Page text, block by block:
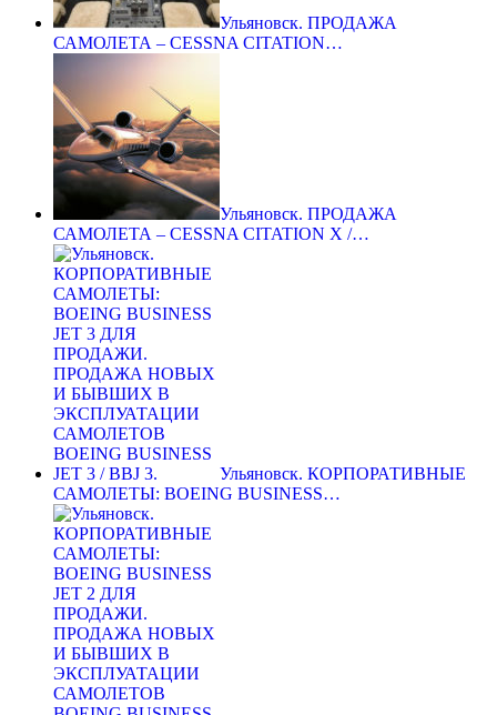
Ульяновск. ПРОДАЖА
САМОЛЕТА – CESSNA CITATION…
Ульяновск. ПРОДАЖА
САМОЛЕТА – CESSNA CITATION X /…
Ульяновск. КОРПОРАТИВНЫЕ
САМОЛЕТЫ: BOEING BUSINESS…